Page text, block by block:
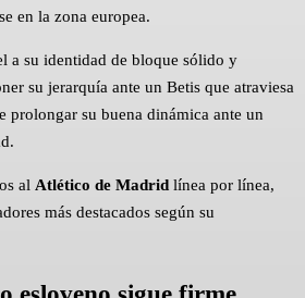
en la zona europea.
a su identidad de bloque sólido y
su jerarquía ante un Betis que atraviesa
prolongar su buena dinámica ante un
al Atlético de Madrid línea por línea,
más destacados según su